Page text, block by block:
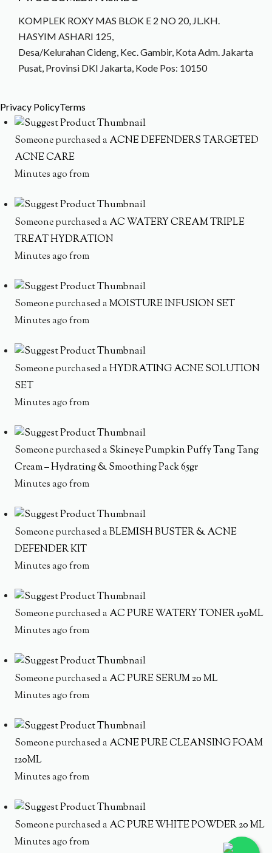
KOMPLEK ROXY MAS BLOK E 2 NO 20, JL.KH.
HASYIM ASHARI 125,
Desa/Kelurahan Cideng, Kec. Gambir, Kota Adm. Jakarta
Pusat, Provinsi DKI Jakarta, Kode Pos: 10150
Privacy PolicyTerms
Someone purchased a ACNE DEFENDERS TARGETED
ACNE CARE
Minutes ago from
Someone purchased a AC WATERY CREAM TRIPLE
TREAT HYDRATION
Minutes ago from
Someone purchased aMOISTURE INFUSION SET
Minutes ago from
Someone purchased aHYDRATING ACNE SOLUTION
SET
Minutes ago from
Someone purchased a Skineye Pumpkin Puffy Tang Tang
Cream – Hydrating & Smoothing Pack 65gr
Minutes ago from
Someone purchased aBLEMISH BUSTER & ACNE
DEFENDER KIT
Minutes ago from
Someone purchased a AC PURE WATERY TONER 150ML
Minutes ago from
Someone purchased a AC PURE SERUM 20 ML
Minutes ago from
Someone purchased a ACNE PURE CLEANSING FOAM
120ML
Minutes ago from
Someone purchased a AC PURE WHITE POWDER 20 ML
Minutes ago from